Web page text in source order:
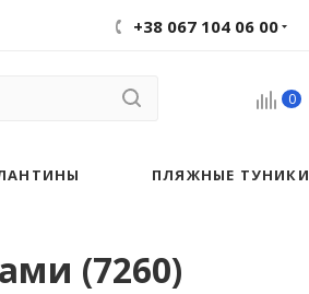
+38 067 104 06 00
0
ПЛЯЖНЫЕ ТУНИКИ
(7260)